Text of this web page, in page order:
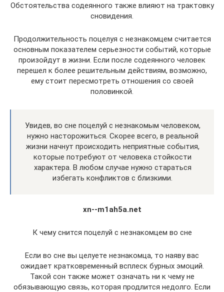
Обстоятельства содеянного также влияют на трактовку
сновидения.
Продолжительность поцелуя с незнакомцем считается
основным показателем серьезности событий, которые
произойдут в жизни. Если после содеянного человек
перешел к более решительным действиям, возможно,
ему стоит пересмотреть отношения со своей
половинкой.
Увидев, во сне поцелуй с незнакомым человеком,
нужно насторожиться. Скорее всего, в реальной
жизни начнут происходить неприятные события,
которые потребуют от человека стойкости
характера. В любом случае нужно стараться
избегать конфликтов с близкими.
xn--m1ah5a.net
К чему снится поцелуй с незнакомцем во сне
Если во сне вы целуете незнакомца, то наяву вас
ожидает кратковременный всплеск бурных эмоций.
Такой сон также может означать ни к чему не
обязывающую связь, которая продлится недолго. Если